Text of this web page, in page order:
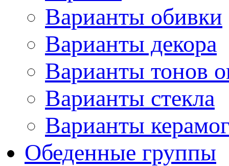
Варианты обивки
Варианты декора
Варианты тонов
Варианты стекла
Варианты
Обеденные группы